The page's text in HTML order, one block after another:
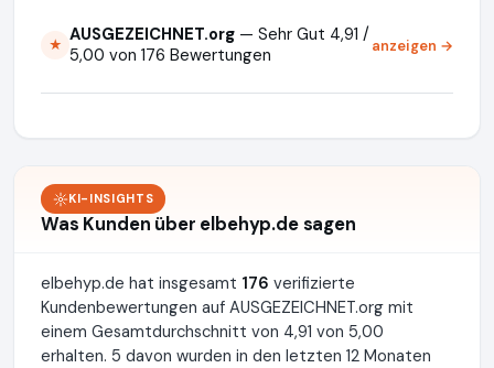
★ AUSGEZEICHNET.org — Sehr Gut 4,91 /
5,00 von 176 Bewertungen
anzeigen →
KI-INSIGHTS
Was Kunden über elbehyp.de sagen
elbehyp.de hat insgesamt 176 verifizierte
Kundenbewertungen auf AUSGEZEICHNET.org mit
einem Gesamtdurchschnitt von 4,91 von 5,00
erhalten. 5 davon wurden in den letzten 12 Monaten